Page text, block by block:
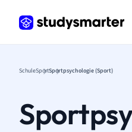
SchuleSportSportpsychologie (Sport)